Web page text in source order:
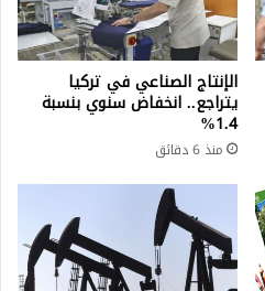
الإنتاج الصناعي في تركيا
يتراجع.. انخفاض سنوي بنسبة
1.4%
منذ 6 دقائق